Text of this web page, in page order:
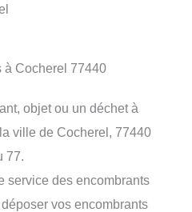
à Cocherel 77440
objet ou un déchet à
ville de Cocherel, 77440
77.
service des encombrants
vos encombrants